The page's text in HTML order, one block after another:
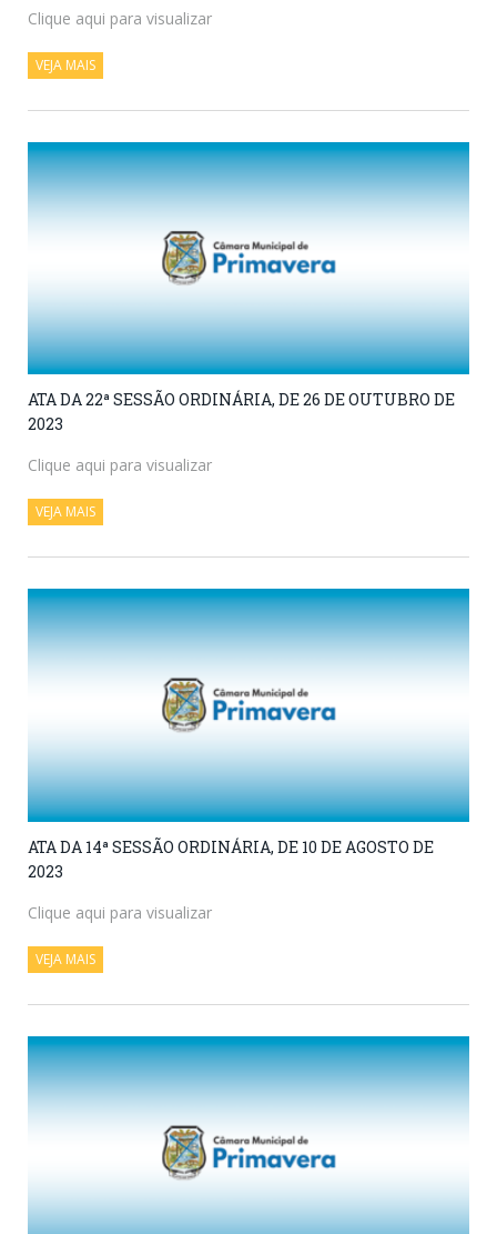
Clique aqui para visualizar
VEJA MAIS
ATA DA 22ª SESSÃO ORDINÁRIA, DE 26 DE OUTUBRO DE
2023
Clique aqui para visualizar
VEJA MAIS
ATA DA 14ª SESSÃO ORDINÁRIA, DE 10 DE AGOSTO DE
2023
Clique aqui para visualizar
VEJA MAIS